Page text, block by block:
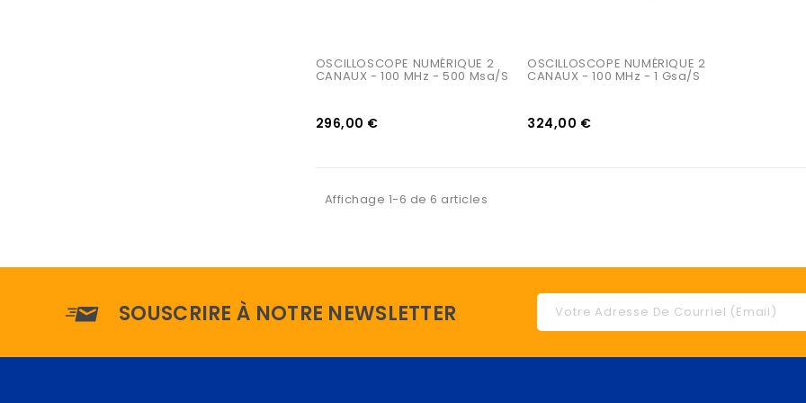
OSCILLOSCOPE NUMÉRIQUE 2
CANAUX - 100 MHz - 500 Msa/s
296,00 €
OSCILLOSCOPE NUMÉRIQUE 2
CANAUX - 100 MHz - 1 Gsa/s
324,00 €
Affichage 1-6 de 6 articles
SOUSCRIRE À NOTRE NEWSLETTER